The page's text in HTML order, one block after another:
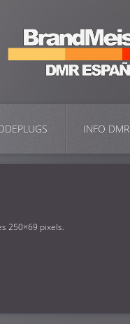
INFO DMR
250×69 pixels.